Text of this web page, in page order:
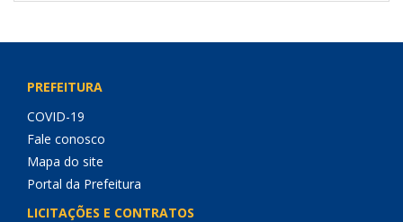
PREFEITURA
COVID-19
Fale conosco
Mapa do site
Portal da Prefeitura
LICITAÇÕES E CONTRATOS